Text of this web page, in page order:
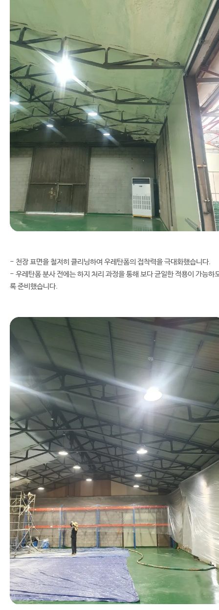
- 천장 표면을 철저히 클리닝하여 우레탄폼의 접착력을 극대화했습니다.
- 우레탄폼 분사 전에는 하지 처리 과정을 통해 보다 균일한 적용이 가능하
록 준비했습니다.